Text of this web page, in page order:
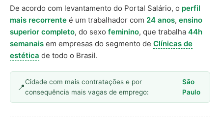
De acordo com levantamento do Portal Salário, o perfil
mais recorrente é um trabalhador com 24 anos, ensino
superior completo, do sexo feminino, que trabalha 44h
semanais em empresas do segmento de Clínicas de
estética de todo o Brasil.
Cidade com mais contratações e por
consequência mais vagas de emprego:
São
Paulo